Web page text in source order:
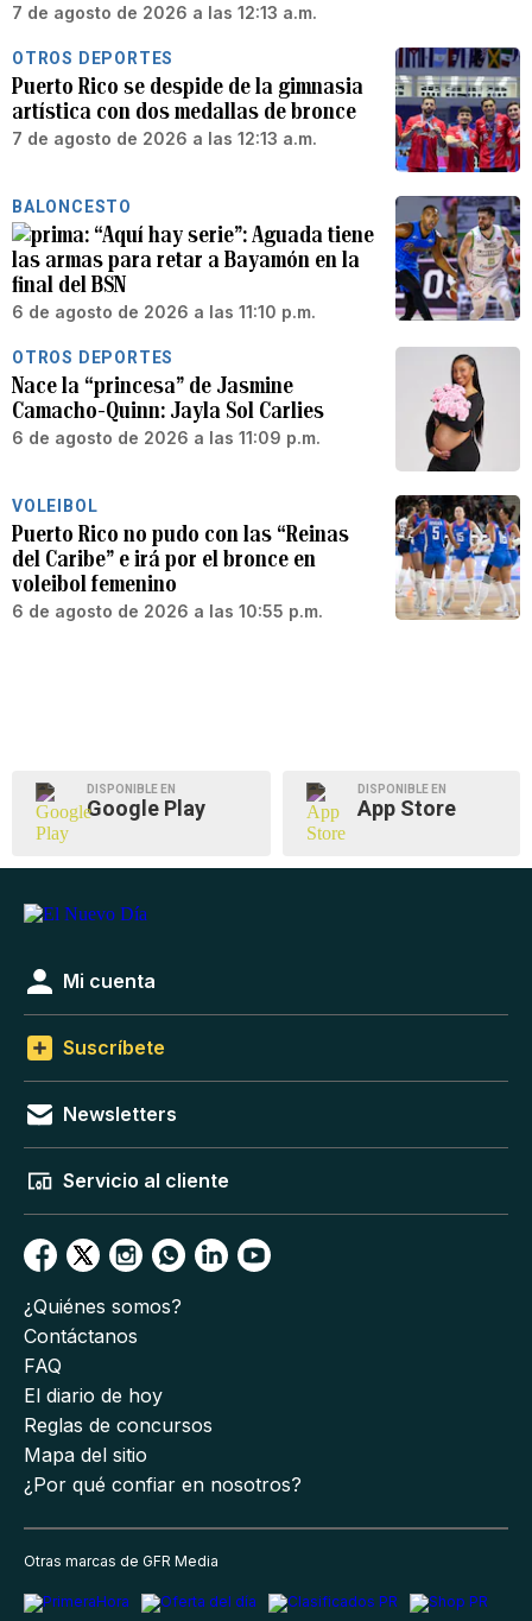
7 de agosto de 2026 a las 12:13 a.m.
OTROS DEPORTES
Puerto Rico se despide de la gimnasia
artística con dos medallas de bronce
7 de agosto de 2026 a las 12:13 a.m.
BALONCESTO
“Aquí hay serie”: Aguada tiene
las armas para retar a Bayamón en la
final del BSN
6 de agosto de 2026 a las 11:10 p.m.
OTROS DEPORTES
Nace la “princesa” de Jasmine
Camacho-Quinn: Jayla Sol Carlies
6 de agosto de 2026 a las 11:09 p.m.
VOLEIBOL
Puerto Rico no pudo con las “Reinas
del Caribe” e irá por el bronce en
voleibol femenino
6 de agosto de 2026 a las 10:55 p.m.
DISPONIBLE EN
Google Play
DISPONIBLE EN
App Store
Mi cuenta
Suscríbete
Newsletters
Servicio al cliente
¿Quiénes somos?
Contáctanos
FAQ
El diario de hoy
Reglas de concursos
Mapa del sitio
¿Por qué confiar en nosotros?
Otras marcas de GFR Media